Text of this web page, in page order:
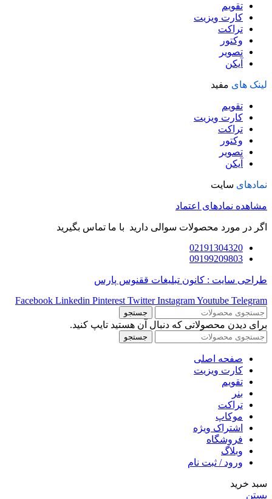
تقویم
کارت ویزیت
تراکت
وکتور
تصویر
آیکن
لینک های مفید
تقویم
کارت ویزیت
تراکت
وکتور
تصویر
آیکن
نمادهای سایت
مشاهده نمادهای اعتماد
اگر در مورد محصولات سوالی دارید با ما تماس بگیرید
02191304320
09199209803
طراحی سایت : کانون تبلیغات ققنوس پارس
Facebook Linkedin Pinterest Twitter InstagramYoutube Telegram
جستجو
برای دیدن محصولاتی که دنبال آن هستید تایپ کنید.
جستجو
صفحه اصلی
کارت ویزیت
تقویم
بنر
تراکت
موکاپ
اشتراک ویژه
فروشگاه
وبلاگ
ورود / ثبت نام
سبد خرید
بستن